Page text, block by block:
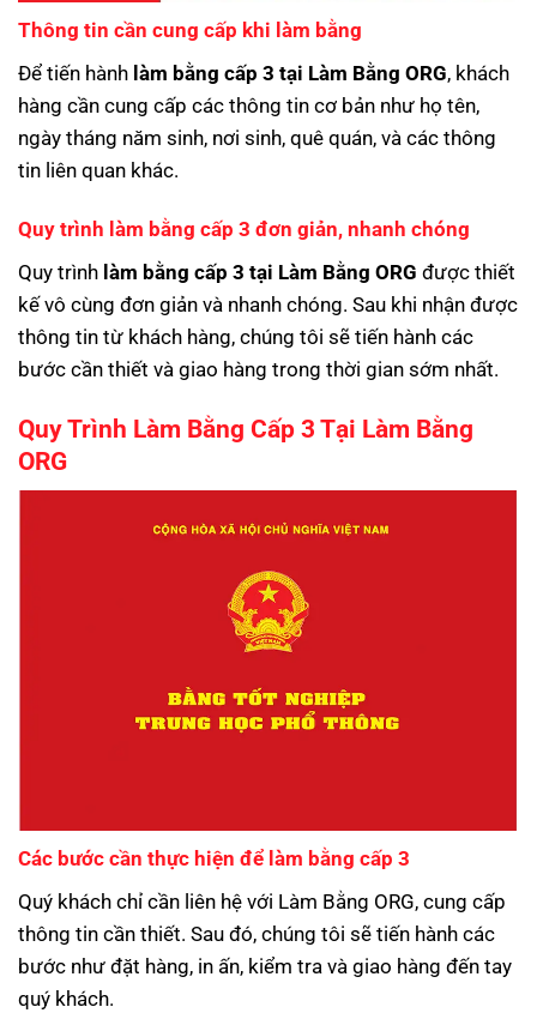
Thông tin cần cung cấp khi làm bằng
Để tiến hành làm bằng cấp 3 tại Làm Bằng ORG, khách
hàng cần cung cấp các thông tin cơ bản như họ tên,
ngày tháng năm sinh, nơi sinh, quê quán, và các thông
tin liên quan khác.
Quy trình làm bằng cấp 3 đơn giản, nhanh chóng
Quy trình làm bằng cấp 3 tại Làm Bằng ORG được thiết
kế vô cùng đơn giản và nhanh chóng. Sau khi nhận được
thông tin từ khách hàng, chúng tôi sẽ tiến hành các
bước cần thiết và giao hàng trong thời gian sớm nhất.
Quy Trình Làm Bằng Cấp 3 Tại Làm Bằng
ORG
Các bước cần thực hiện để làm bằng cấp 3
Quý khách chỉ cần liên hệ với Làm Bằng ORG, cung cấp
thông tin cần thiết. Sau đó, chúng tôi sẽ tiến hành các
bước như đặt hàng, in ấn, kiểm tra và giao hàng đến tay
quý khách.